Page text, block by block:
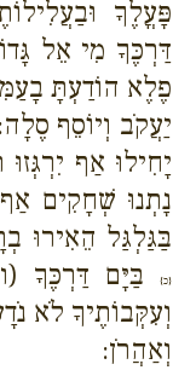
פָּעֳלֶךָ
דַּרְכֶּךָ מִי אֵל
פֶלֶא הוֹדַעְתָּ
יַעֲקֹב וְיוֹסֵף סֶלָה:
יָחִילוּ אַף
נָתְנוּ שְׁחָקִים
בַּגַּלְגַּל הֵאִירוּ
{כ}
בַּיָּם דַּרְכֶּךָ
וְעִקְּבוֹתֶיךָ לֹא
וְאַהֲרֹן: